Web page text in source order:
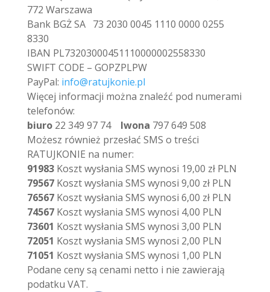
772 Warszawa
Bank BGŻ SA 73 2030 0045 1110 0000 0255
8330
IBAN PL73203000451110000002558330
SWIFT CODE – GOPZPLPW
PayPal: info@ratujkonie.pl
Więcej informacji można znaleźć pod numerami
telefonów:
biuro 22 349 97 74 Iwona 797 649 508
Możesz również przesłać SMS o treści
RATUJKONIE na numer:
91983 Koszt wysłania SMS wynosi 19,00 zł PLN
79567Koszt wysłania SMS wynosi 9,00 zł PLN
76567Koszt wysłania SMS wynosi 6,00 zł PLN
74567Koszt wysłania SMS wynosi 4,00 PLN
73601 Koszt wysłania SMS wynosi 3,00 PLN
72051 Koszt wysłania SMS wynosi 2,00 PLN
71051 Koszt wysłania SMS wynosi 1,00 PLN
Podane ceny są cenami netto i nie zawierają
podatku VAT.